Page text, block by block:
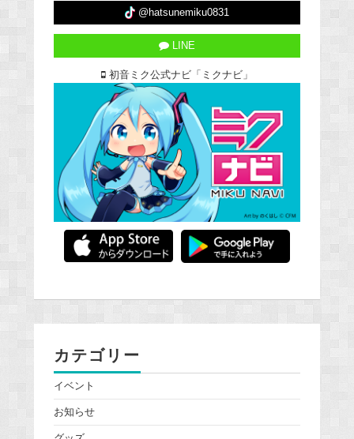
@hatsunemiku0831
LINE
初音ミク公式ナビ「ミクナビ」
カテゴリー
イベント
お知らせ